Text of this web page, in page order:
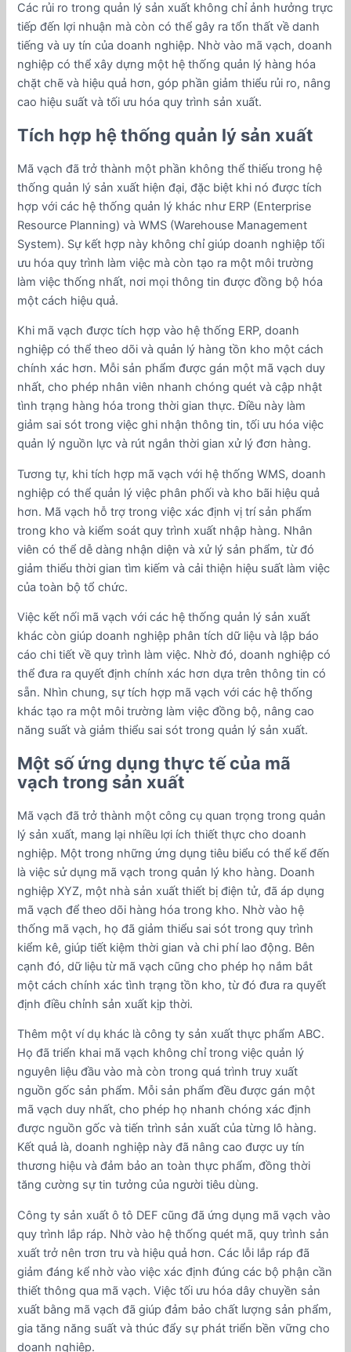
Các rủi ro trong quản lý sản xuất không chỉ ảnh hưởng trực
tiếp đến lợi nhuận mà còn có thể gây ra tổn thất về danh
tiếng và uy tín của doanh nghiệp. Nhờ vào mã vạch, doanh
nghiệp có thể xây dựng một hệ thống quản lý hàng hóa
chặt chẽ và hiệu quả hơn, góp phần giảm thiểu rủi ro, nâng
cao hiệu suất và tối ưu hóa quy trình sản xuất.
Tích hợp hệ thống quản lý sản xuất
Mã vạch đã trở thành một phần không thể thiếu trong hệ
thống quản lý sản xuất hiện đại, đặc biệt khi nó được tích
hợp với các hệ thống quản lý khác như ERP (Enterprise
Resource Planning) và WMS (Warehouse Management
System). Sự kết hợp này không chỉ giúp doanh nghiệp tối
ưu hóa quy trình làm việc mà còn tạo ra một môi trường
làm việc thống nhất, nơi mọi thông tin được đồng bộ hóa
một cách hiệu quả.
Khi mã vạch được tích hợp vào hệ thống ERP, doanh
nghiệp có thể theo dõi và quản lý hàng tồn kho một cách
chính xác hơn. Mỗi sản phẩm được gán một mã vạch duy
nhất, cho phép nhân viên nhanh chóng quét và cập nhật
tình trạng hàng hóa trong thời gian thực. Điều này làm
giảm sai sót trong việc ghi nhận thông tin, tối ưu hóa việc
quản lý nguồn lực và rút ngắn thời gian xử lý đơn hàng.
Tương tự, khi tích hợp mã vạch với hệ thống WMS, doanh
nghiệp có thể quản lý việc phân phối và kho bãi hiệu quả
hơn. Mã vạch hỗ trợ trong việc xác định vị trí sản phẩm
trong kho và kiểm soát quy trình xuất nhập hàng. Nhân
viên có thể dễ dàng nhận diện và xử lý sản phẩm, từ đó
giảm thiểu thời gian tìm kiếm và cải thiện hiệu suất làm việc
của toàn bộ tổ chức.
Việc kết nối mã vạch với các hệ thống quản lý sản xuất
khác còn giúp doanh nghiệp phân tích dữ liệu và lập báo
cáo chi tiết về quy trình làm việc. Nhờ đó, doanh nghiệp có
thể đưa ra quyết định chính xác hơn dựa trên thông tin có
sẵn. Nhìn chung, sự tích hợp mã vạch với các hệ thống
khác tạo ra một môi trường làm việc đồng bộ, nâng cao
năng suất và giảm thiểu sai sót trong quản lý sản xuất.
Một số ứng dụng thực tế của mã
vạch trong sản xuất
Mã vạch đã trở thành một công cụ quan trọng trong quản
lý sản xuất, mang lại nhiều lợi ích thiết thực cho doanh
nghiệp. Một trong những ứng dụng tiêu biểu có thể kể đến
là việc sử dụng mã vạch trong quản lý kho hàng. Doanh
nghiệp XYZ, một nhà sản xuất thiết bị điện tử, đã áp dụng
mã vạch để theo dõi hàng hóa trong kho. Nhờ vào hệ
thống mã vạch, họ đã giảm thiểu sai sót trong quy trình
kiểm kê, giúp tiết kiệm thời gian và chi phí lao động. Bên
cạnh đó, dữ liệu từ mã vạch cũng cho phép họ nắm bắt
một cách chính xác tình trạng tồn kho, từ đó đưa ra quyết
định điều chỉnh sản xuất kịp thời.
Thêm một ví dụ khác là công ty sản xuất thực phẩm ABC.
Họ đã triển khai mã vạch không chỉ trong việc quản lý
nguyên liệu đầu vào mà còn trong quá trình truy xuất
nguồn gốc sản phẩm. Mỗi sản phẩm đều được gán một
mã vạch duy nhất, cho phép họ nhanh chóng xác định
được nguồn gốc và tiến trình sản xuất của từng lô hàng.
Kết quả là, doanh nghiệp này đã nâng cao được uy tín
thương hiệu và đảm bảo an toàn thực phẩm, đồng thời
tăng cường sự tin tưởng của người tiêu dùng.
Công ty sản xuất ô tô DEF cũng đã ứng dụng mã vạch vào
quy trình lắp ráp. Nhờ vào hệ thống quét mã, quy trình sản
xuất trở nên trơn tru và hiệu quả hơn. Các lỗi lắp ráp đã
giảm đáng kể nhờ vào việc xác định đúng các bộ phận cần
thiết thông qua mã vạch. Việc tối ưu hóa dây chuyền sản
xuất bằng mã vạch đã giúp đảm bảo chất lượng sản phẩm,
gia tăng năng suất và thúc đẩy sự phát triển bền vững cho
doanh nghiệp.